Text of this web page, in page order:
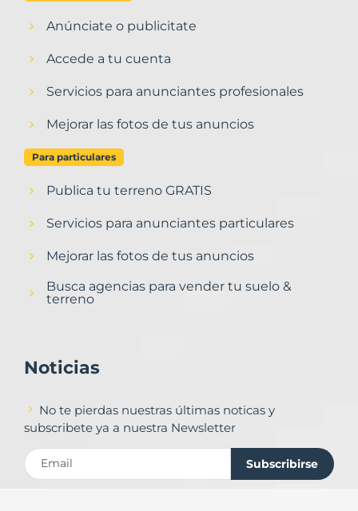
Anúnciate o publicitate
Accede a tu cuenta
Servicios para anunciantes profesionales
Mejorar las fotos de tus anuncios
Para particulares
Publica tu terreno GRATIS
Servicios para anunciantes particulares
Mejorar las fotos de tus anuncios
Busca agencias para vender tu suelo &
terreno
Noticias
No te pierdas nuestras últimas noticas y
subscribete ya a nuestra Newsletter
Subscribirse